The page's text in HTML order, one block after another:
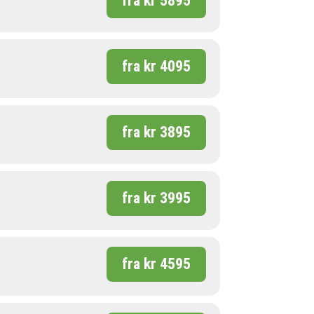
fra kr 4095
fra kr 3895
fra kr 3995
fra kr 4595